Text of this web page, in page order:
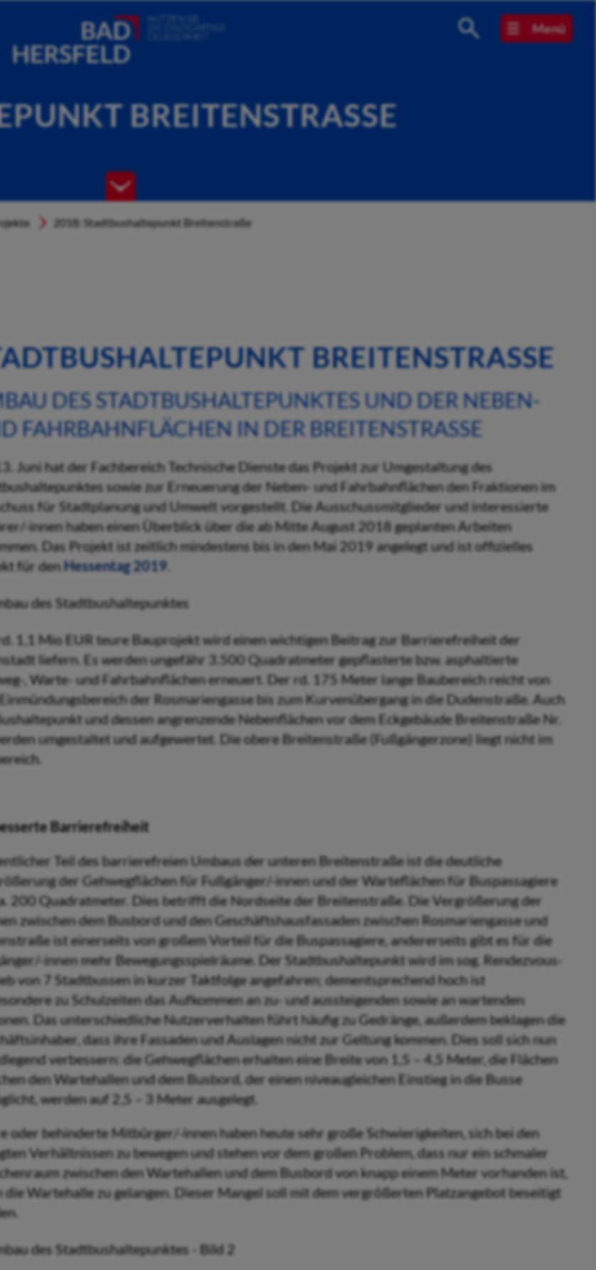
Menü
BREITENSTRASSE
2018: Stadtbushaltepunkt Breitenstraße
BREITENSTRASSE
DES STADTBUSHALTEPUNKTES UND DER NEBEN-
FAHRBAHNFLÄCHEN IN DER BREITENSTRASSE
Juni hat der Fachbereich Technische Dienste das Projekt zur Umgestaltung des
sowie zur Erneuerung der Neben- und Fahrbahnflächen den Fraktionen im
für Stadtplanung und Umwelt vorgestellt. Die Ausschussmitglieder und interessierte
innen haben einen Überblick über die ab Mitte August 2018 geplanten Arbeiten
Das Projekt ist zeitlich mindestens bis in den Mai 2019 angelegt und ist offizielles
für denHessentag 2019
1,1 Mio EUR teure Bauprojekt wird einen wichtigen Beitrag zur Barrierefreiheit der
liefern. Es werden ungefähr 3.500 Quadrat­meter gepflasterte bzw. asphaltierte
, Warte- und Fahrbahn­flächen erneuert. Der rd. 175 Meter lange Baubereich reicht von
der Rosma­riengasse bis zum Kurvenübergang in die Dudenstraße. Auch
und dessen angrenzende Nebenflächen vor dem Eckgebäude Breitenstraße Nr.
umgestaltet und aufgewertet. Die obere Breitenstraße (Fußgängerzone) liegt nicht im
Barrierefreiheit
Teil des barrierefreien Umbaus der unteren Breitenstraße ist die deutliche
der Gehwegflächen für Fußgänger/-innen und der Warteflächen für Buspassagiere
200 Quadratmeter. Dies betrifft die Nordseite der Breitenstraße. Die Vergrößerung der
zwischen dem Busbord und den Geschäftshausfassaden zwischen Rosmariengasse und
ist einerseits von großem Vorteil für die Buspassagiere, andererseits gibt es für die
innen mehr Bewegungsspiel­räume. Der Stadtbushaltepunkt wird im sog. Rendezvous-
von 7 Stadtbussen in kurzer Taktfolge angefahren; dementsprechend hoch ist
zu Schulzeiten das Aufkommen an zu- und aussteigenden sowie an wartenden
Das unterschiedliche Nutzerverhalten führt häufig zu Gedränge, außerdem beklagen die
dass ihre Fassaden und Auslagen nicht zur Geltung kommen. Dies soll sich nun
verbessern: die Gehwegflächen erhalten eine Breite von 1,5 – 4,5 Meter, die Flächen
den Wartehallen und dem Busbord, der einen niveaugleichen Einstieg in die Busse
werden auf 2,5 – 3 Meter ausgelegt.
oder behinderte Mitbürger/-innen haben heute sehr große Schwierigkeiten, sich bei den
Verhältnissen zu bewegen und stehen vor dem großen Problem, dass nur ein schmaler
zwischen den Wartehallen und dem Busbord von knapp einem Meter vorhanden ist,
die Wartehalle zu gelangen. Dieser Mangel soll mit dem vergrößerten Platzangebot beseitigt